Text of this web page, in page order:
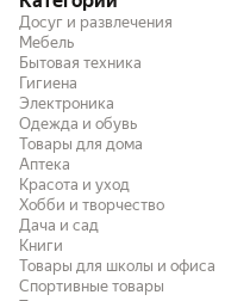
Досуг и развлечения
Мебель
Бытовая техника
Гигиена
Электроника
Одежда и обувь
Товары для дома
Аптека
Красота и уход
Хобби и творчество
Дача и сад
Книги
Товары для школы и офиса
Спортивные товары